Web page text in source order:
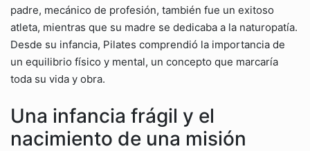
padre, mecánico de profesión, también fue un exitoso
atleta, mientras que su madre se dedicaba a la naturopatía.
Desde su infancia, Pilates comprendió la importancia de
un equilibrio físico y mental, un concepto que marcaría
toda su vida y obra.
Una infancia frágil y el
nacimiento de una misión